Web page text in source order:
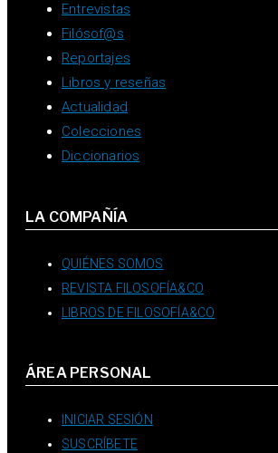
Entrevistas
Filósof@s
Reportajes
Libros y reseñas
Actualidad
Colecciones
Diccionarios
LA COMPAÑÍA
QUIÉNES SOMOS
REVISTA FILOSOFÍA&CO
LIBROS DE FILOSOFÍA&CO
ÁREA PERSONAL
INICIAR SESIÓN
SUSCRÍBETE